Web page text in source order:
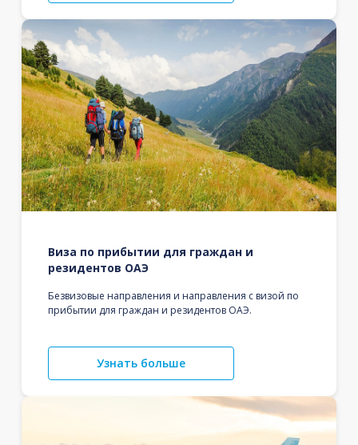
Виза по прибытии для граждан и
резидентов ОАЭ
Безвизовые направления и направления с визой по
прибытии для граждан и резидентов ОАЭ.
Узнать больше